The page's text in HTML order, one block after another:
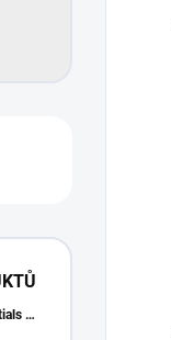
Předmytí automobilu Auto Finesse Essentials Pre-Wash (500 ml)